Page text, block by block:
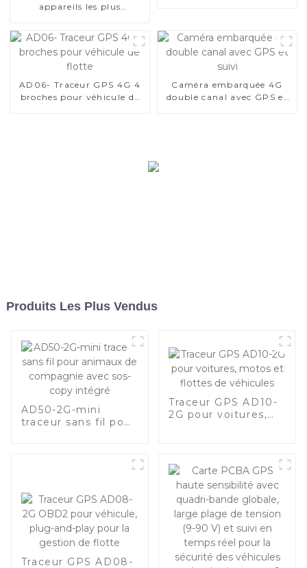
appareils les plus
AD06- Traceur GPS 4G 4
broches pour véhicule de
Caméra embarquée 4G
double canal avec GPS et
Produits Les Plus Vendus
AD50-2G-mini
traceur sans fil pour
Traceur GPS AD10-
2G pour voitures,
Traceur GPS AD08-